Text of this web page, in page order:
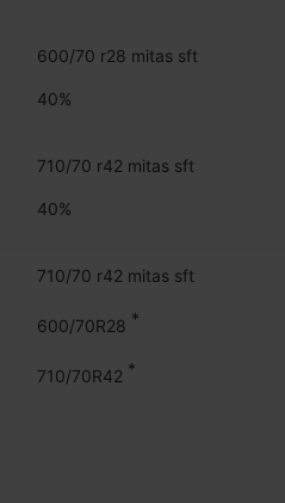
600/70 r28 mitas sft
40%
710/70 r42 mitas sft
40%
710/70 r42 mitas sft
600/70R28 *
710/70R42 *